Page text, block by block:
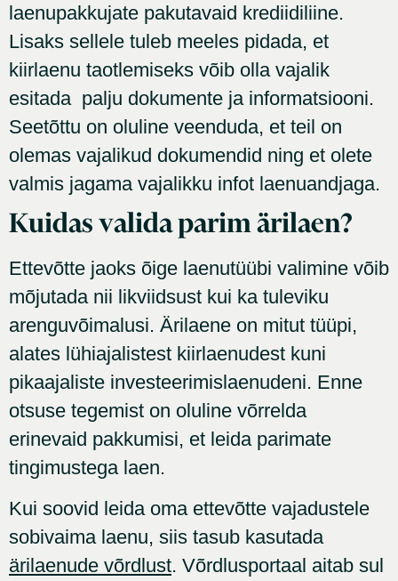
laenupakkujate pakutavaid krediidiliine.
Lisaks sellele tuleb meeles pidada, et
kiirlaenu taotlemiseks võib olla vajalik
esitada palju dokumente ja informatsiooni.
Seetõttu on oluline veenduda, et teil on
olemas vajalikud dokumendid ning et olete
valmis jagama vajalikku infot laenuandjaga.
Kuidas valida parim ärilaen?
Ettevõtte jaoks õige laenutüübi valimine võib
mõjutada nii likviidsust kui ka tuleviku
arenguvõimalusi. Ärilaene on mitut tüüpi,
alates lühiajalistest kiirlaenudest kuni
pikaajaliste investeerimislaenudeni. Enne
otsuse tegemist on oluline võrrelda
erinevaid pakkumisi, et leida parimate
tingimustega laen.
Kui soovid leida oma ettevõtte vajadustele
sobivaima laenu, siis tasub kasutada
ärilaenude võrdlust. Võrdlusportaal aitab sul